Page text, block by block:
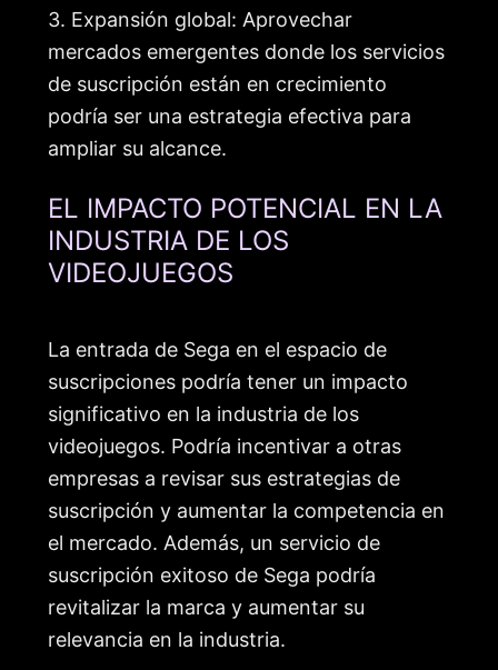
3. Expansión global: Aprovechar
mercados emergentes donde los servicios
de suscripción están en crecimiento
podría ser una estrategia efectiva para
ampliar su alcance.
EL IMPACTO POTENCIAL EN LA
INDUSTRIA DE LOS
VIDEOJUEGOS
La entrada de Sega en el espacio de
suscripciones podría tener un impacto
significativo en la industria de los
videojuegos. Podría incentivar a otras
empresas a revisar sus estrategias de
suscripción y aumentar la competencia en
el mercado. Además, un servicio de
suscripción exitoso de Sega podría
revitalizar la marca y aumentar su
relevancia en la industria.